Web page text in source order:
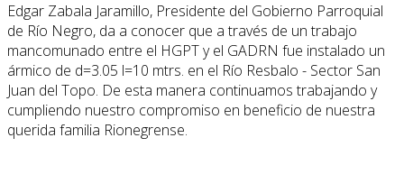
Edgar Zabala Jaramillo, Presidente del Gobierno Parroquial
de Río Negro, da a conocer que a través de un trabajo
mancomunado entre el HGPT y el GADRN fue instalado un
ármico de d=3.05 l=10 mtrs. en el Río Resbalo - Sector San
Juan del Topo. De esta manera continuamos trabajando y
cumpliendo nuestro compromiso en beneficio de nuestra
querida familia Rionegrense.